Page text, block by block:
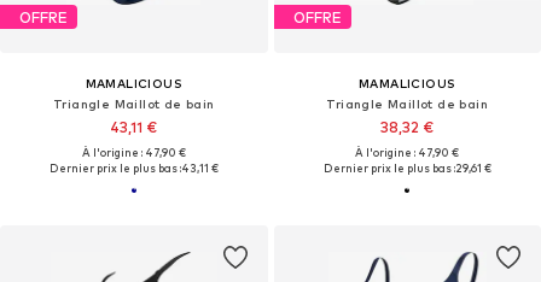
OFFRE
MAMALICIOUS
Triangle Maillot de bain
43,11 €
À l'origine : 47,90 €
Dernier prix le plus bas :43,11 €
OFFRE
MAMALICIOUS
Triangle Maillot de bain
38,32 €
À l'origine : 47,90 €
Dernier prix le plus bas :29,61 €